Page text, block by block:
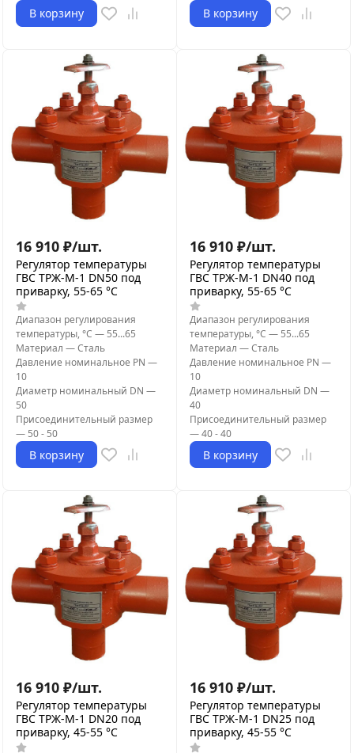
В корзину В корзину
16 910 ₽/шт.
Регулятор температуры
ГВС ТРЖ-М-1 DN50 под
приварку, 55-65 °C
Диапазон регулирования
температуры, °С — 55...65
Материал —Сталь
Давление номинальное PN —
10
Диаметр номинальный DN —
50
Присоединительный размер
— 50 - 50
В корзину
16 910 ₽/шт.
Регулятор температуры
ГВС ТРЖ-М-1 DN40 под
приварку, 55-65 °C
Диапазон регулирования
температуры, °С — 55...65
Материал —Сталь
Давление номинальное PN —
10
Диаметр номинальный DN —
40
Присоединительный размер
—40 - 40
В корзину
16 910 ₽/шт.
Регулятор температуры
ГВС ТРЖ-М-1 DN20 под
приварку, 45-55 °C
16 910 ₽/шт.
Регулятор температуры
ГВС ТРЖ-М-1 DN25 под
приварку, 45-55 °C